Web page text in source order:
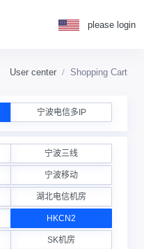
please login
User center Shopping Cart
宁波电信多IP
宁波三线
宁波移动
湖北电信机房
HKCN2
SK机房